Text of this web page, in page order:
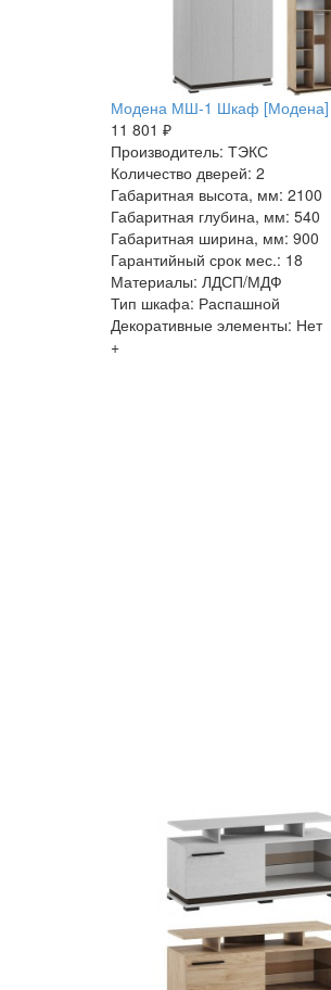
Модена МШ-1 Шкаф [Модена]
11 801 ₽
Производитель: ТЭКС
Количество дверей: 2
Габаритная высота, мм: 2100
Габаритная глубина, мм: 540
Габаритная ширина, мм: 900
Гарантийный срок мес.: 18
Материалы: ЛДСП/МДФ
Тип шкафа: Распашной
Декоративные элементы: Нет
+